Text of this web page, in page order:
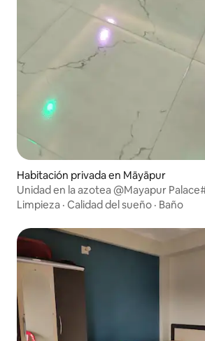
Habitación privada en Māyāpur
Unidad en la azotea @Mayapur
Limpieza · Calidad del sueño · Baño